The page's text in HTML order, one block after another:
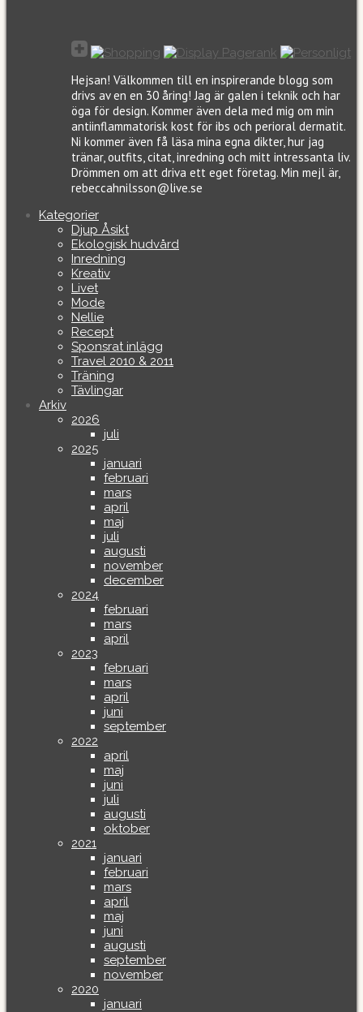
Hejsan! Välkommen till en inspirerande blogg som
drivs av en en 30 åring! Jag är galen i teknik och har
öga för design. Kommer även dela med mig om min
antiinflammatorisk kost för ibs och perioral dermatit.
Ni kommer även få läsa mina egna dikter, hur jag
tränar, outfits, citat, inredning och mitt intressanta liv.
Drömmen om att driva ett eget företag. Min mejl är,
rebeccahnilsson@live.se
Kategorier
Djup Åsikt
Ekologisk hudvård
Inredning
Kreativ
Livet
Mode
Nellie
Recept
Sponsrat inlägg
Travel 2010 & 2011
Träning
Tävlingar
Arkiv
2026
juli
2025
januari
februari
mars
april
maj
juli
augusti
november
december
2024
februari
mars
april
2023
februari
mars
april
juni
september
2022
april
maj
juni
juli
augusti
oktober
2021
januari
februari
mars
april
maj
juni
augusti
september
november
2020
januari